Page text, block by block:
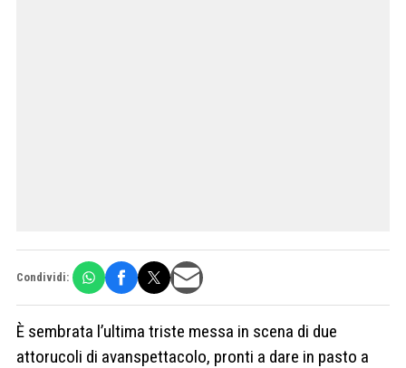
Condividi:
È sembrata l’ultima triste messa in scena di due
attorucoli di avanspettacolo, pronti a dare in pasto a